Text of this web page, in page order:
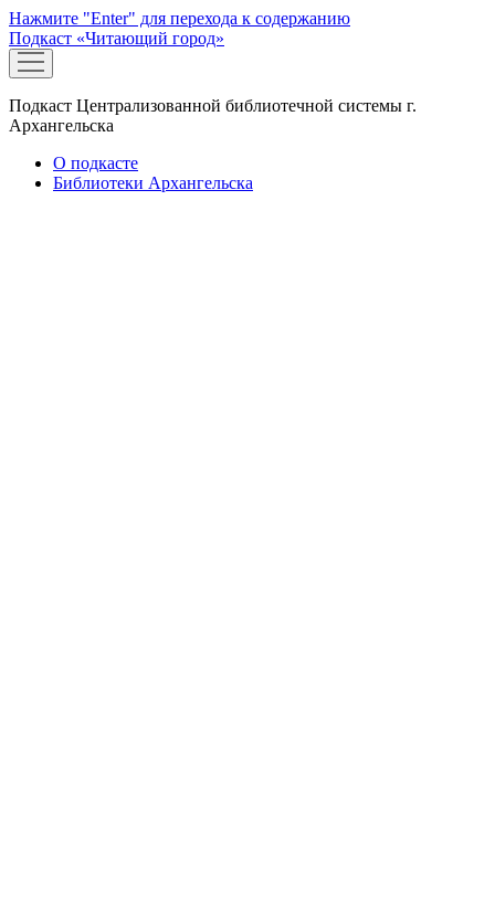
Нажмите "Enter" для перехода к содержанию
Подкаст «Читающий город»
открыть
меню
Подкаст Централизованной библиотечной системы г.
Архангельска
О подкасте
Библиотеки Архангельска